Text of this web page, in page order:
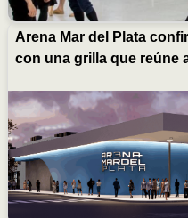
Arena Mar del Plata
con una grilla que reúne